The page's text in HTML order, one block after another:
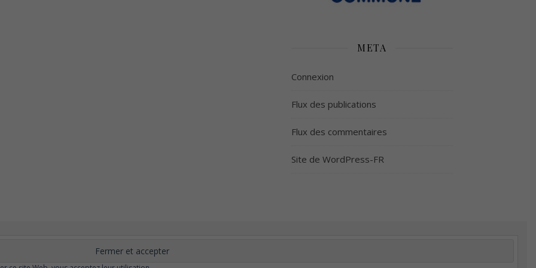
META
Connexion
Flux des publications
Flux des commentaires
Site de WordPress-FR
Meilleur odorat Meilleur goût